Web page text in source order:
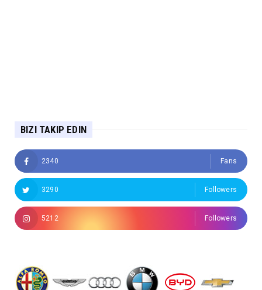
BIZI TAKIP EDIN
2340 Fans
3290 Followers
5212 Followers